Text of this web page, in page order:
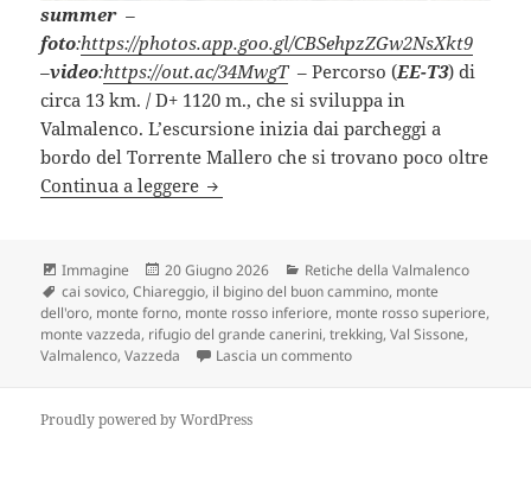
summer–
foto:https://photos.app.goo.gl/CBSehpzZGw2NsXkt9
–video:https://out.ac/34MwgT– Percorso (EE-T3) di
circa 13 km. / D+ 1120 m., che si sviluppa in
Valmalenco. L’escursione inizia dai parcheggi a
bordo del Torrente Mallero che si trovano poco oltre
Continua a leggere RIFUGIO DEL GRANDE CAMERINI e
Formato
Immagine
Scritto
il
20 Giugno 2026 Categorie
Retiche della Valmalenco
Tag
cai sovico,Chiareggio, il bigino del buon cammino, monte
dell'oro, monte forno, monte rosso inferiore, monte rosso superiore,
monte vazzeda, rifugio del grande canerini,trekking,Val Sissone,
Valmalenco,Vazzeda Lascia un commentosu RIFUGIO DEL GRANDE
Proudly powered by WordPress